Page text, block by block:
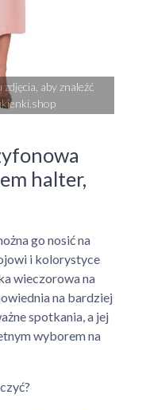
aby znaleźć
halter,
go nosić na
i kolorystyce
wieczorowa na
na bardziej
spotkania, a jej
wyborem na